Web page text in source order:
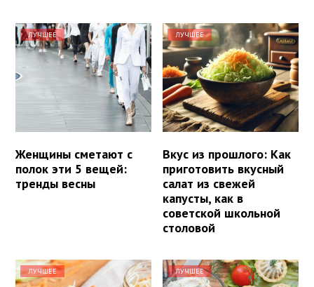
ЛУЧШЕЕ
Женщины сметают с
полок эти 5 вещей:
тренды весны
ЛУЧШЕЕ
Вкус из прошлого: Как
приготовить вкусный
салат из свежей
капусты, как в
советской школьной
столовой
ЛУЧШЕЕ ЛУЧШЕЕ